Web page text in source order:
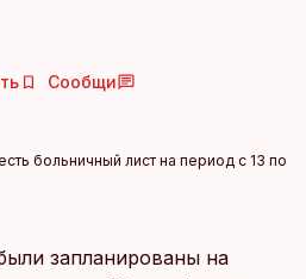
Сообщи
больничный лист на период с 13 по
запланированы на